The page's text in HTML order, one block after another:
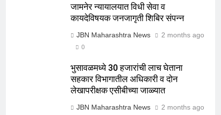
जामनेर न्यायालयात विधी सेवा व
कायदेविषयक जनजागृती शिबिर संपन्न
JBN Maharashtra News 2 months ago
0
भुसावळमध्ये 30 हजारांची लाच घेताना
सहकार विभागातील अधिकारी व दोन
लेखापरीक्षक एसीबीच्या जाळ्यात
JBN Maharashtra News 2 months ago